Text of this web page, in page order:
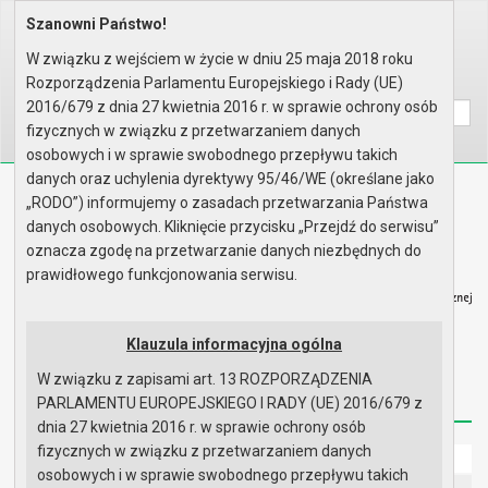
Home Prawo lokalne
Wyszukaj na stronie:
A AA
Biuletyn Informacji Publicznej
Urząd Miasta i Gminy w Gryfinie
Redakcja Instrukcja korzystania Dostępność
Strona główna
Szanowni Państwo!
W związku z wejściem w życie w dniu 25 maja 2018 roku
Rozporządzenia Parlamentu Europejskiego i Rady (UE)
2016/679 z dnia 27 kwietnia 2016 r. w sprawie ochrony osób
fizycznych w związku z przetwarzaniem danych
osobowych i w sprawie swobodnego przepływu takich
danych oraz uchylenia dyrektywy 95/46/WE (określane jako
„RODO”) informujemy o zasadach przetwarzania Państwa
danych osobowych. Kliknięcie przycisku „Przejdź do serwisu”
oznacza zgodę na przetwarzanie danych niezbędnych do
prawidłowego funkcjonowania serwisu.
Klauzula informacyjna ogólna
W związku z zapisami art. 13 ROZPORZĄDZENIA
PARLAMENTU EUROPEJSKIEGO I RADY (UE) 2016/679 z
dnia 27 kwietnia 2016 r. w sprawie ochrony osób
fizycznych w związku z przetwarzaniem danych
osobowych i w sprawie swobodnego przepływu takich